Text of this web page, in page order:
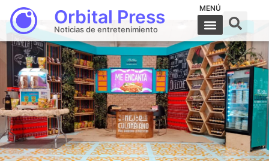
Orbital Press
Noticias de entretenimiento
MENÚ